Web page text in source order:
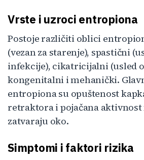
Vrste i uzroci entropiona
Postoje različiti oblici
(vezan za starenje), spastični
infekcije), cikatricijalni (usled
kongenitalni i mehanički.
entropiona su opuštenost
retraktora i pojačana
zatvaraju oko.
Simptomi i faktori rizika